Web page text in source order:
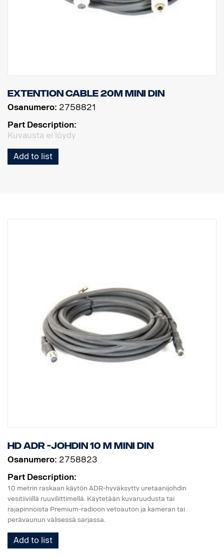
Extention cable 20m MINI DIN
Osanumero: 2758821
Part Description:
Kuvausta ei löydy
Add to list
HD ADR -johdin 10 m MINI DIN
Osanumero: 2758823
Part Description:
10 metrin raskaan käytön ADR-hyväksytty uretaanijohdin
vesitiiviillä ruuviliittimellä. Käytetään kuvaruudusta tai
rajapinnoista Premium-radioon vetoauton ja kameran tai
perävaunun välisessä sarjassa.
Add to list